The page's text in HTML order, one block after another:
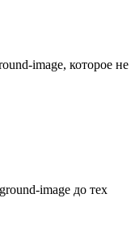
image, которое не
image до тех